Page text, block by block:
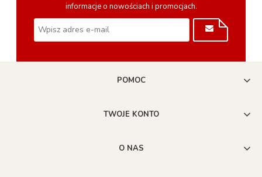
informacje o nowościach i promocjach.
POMOC
TWOJE KONTO
O NAS